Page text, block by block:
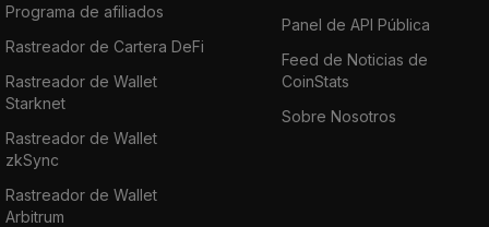
Programa de afiliados
Rastreador de Cartera DeFi
Rastreador de Wallet
Starknet
Rastreador de Wallet
zkSync
Rastreador de Wallet
Arbitrum
Panel de API Pública
Feed de Noticias de
CoinStats
Sobre Nosotros